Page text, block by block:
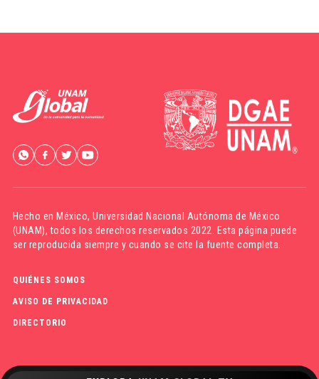
Hecho en México,Universidad Nacional Autónoma de México
(UNAM), todos los derechos reservados 2022. Esta página puede
ser reproducida siempre y cuando se cite la fuente completa.
QUIÉNES SOMOS
AVISO DE PRIVACIDAD
DIRECTORIO